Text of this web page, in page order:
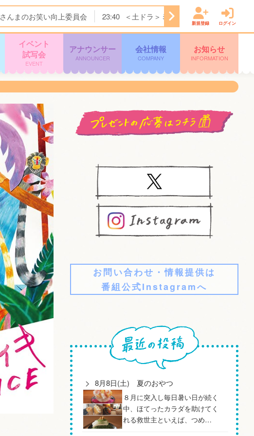
さんまのお笑い向上委員会 23:40 ＜土ドラ＞ミッドナイト屋台 Ｓｅａ
新規登録 ログイン
イベント
試写会
EVENT
アナウンサー
ANNOUNCER
会社情報
COMPANY
お知らせ
INFORMATION
お問い合わせ・情報提供は
番組公式Instagramへ
8月8日(土) 夏のおやつ
８月に突入し毎日暑い日が続く
中、ほてったカラダを助けてく
れる救世主といえば、つめ…